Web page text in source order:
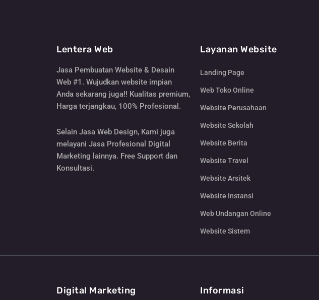
Lentera Web
Jasa Pembuatan Website & Desain
Web #1. Wujudkan website impian
Anda sekarang juga!! Kualitas premium,
Harga terjangkau, 100% Profesional.
Selain Jasa Web Design, Kami juga
melayani Jasa Profesional Digital
Marketing lainnya. Free Support dan
Konsultasi.
Layanan Website
Landing Page
Web Toko Online
Website Perusahaan
Website Sekolah
Website Berita
Website Travel
Website Arsitek
Website Instansi
Web Undangan Online
Website Sistem
Digital Marketing Informasi